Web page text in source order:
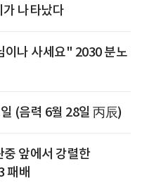
나타났다
이나 사세요" 2030 분노
(음력 6월 28일 丙辰)
앞에서 강렬한
패배